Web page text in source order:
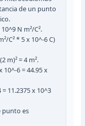
de un punto
N m²/C².
C² * 5 x 10^-6 C)
m)² = 4 m².
10^-6 = 44.95 x
11.2375 x 10^3
punto es